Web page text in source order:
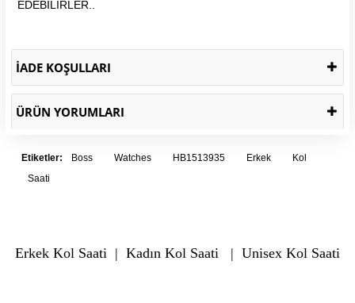
EDEBİLİRLER..
İADE KOŞULLARI
ÜRÜN YORUMLARI
Etiketler: Boss Watches HB1513935 Erkek
Kol
Saati
Erkek Kol Saati | Kadın Kol Saati | Unisex Kol Saati